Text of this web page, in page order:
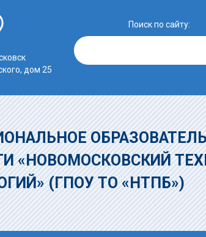
дом 25
Поиск по сайту:
«НОВОМОСКОВСКИЙ
(ГПОУ ТО «НТПБ»)